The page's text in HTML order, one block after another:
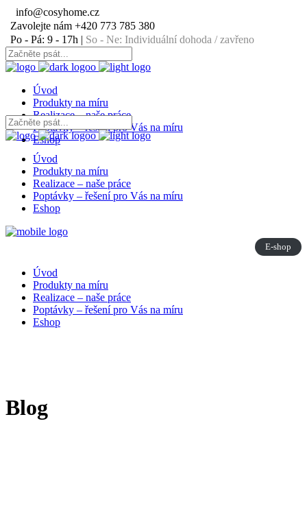
info@cosyhome.cz
Zavolejte nám +420 773 785 380
Po - Pá: 9 - 17h | So - Ne: Individuální dohoda / zavřeno
Úvod
Produkty na míru
Realizace – naše práce
Poptávky – řešení pro Vás na míru
Eshop
Úvod
Produkty na míru
Realizace – naše práce
Poptávky – řešení pro Vás na míru
Eshop
E-shop
Úvod
Produkty na míru
Realizace – naše práce
Poptávky – řešení pro Vás na míru
Eshop
Blog